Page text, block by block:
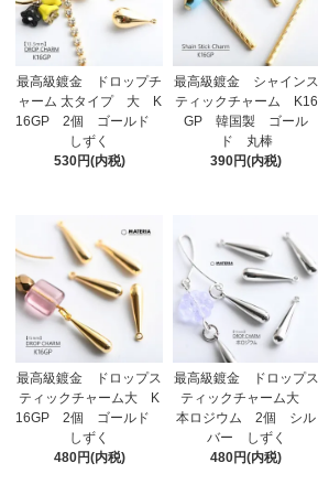
最高級鍍金 ドロップチ
ャーム 太タイプ 大 K
16GP 2個 ゴールド
しずく
530円(内税)
最高級鍍金 シャインス
ティックチャーム K16
GP 韓国製 ゴール
ド 丸棒
390円(内税)
最高級鍍金 ドロップス
ティックチャーム大 K
16GP 2個 ゴールド
しずく
480円(内税)
最高級鍍金 ドロップス
ティックチャーム大
本ロジウム 2個 シル
バー しずく
480円(内税)